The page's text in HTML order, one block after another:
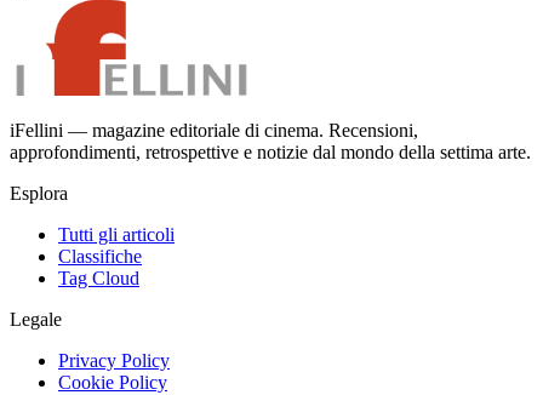
iFellini — magazine editoriale di cinema. Recensioni,
approfondimenti, retrospettive e notizie dal mondo della settima arte.
Esplora
Tutti gli articoli
Classifiche
Tag Cloud
Legale
Privacy Policy
Cookie Policy